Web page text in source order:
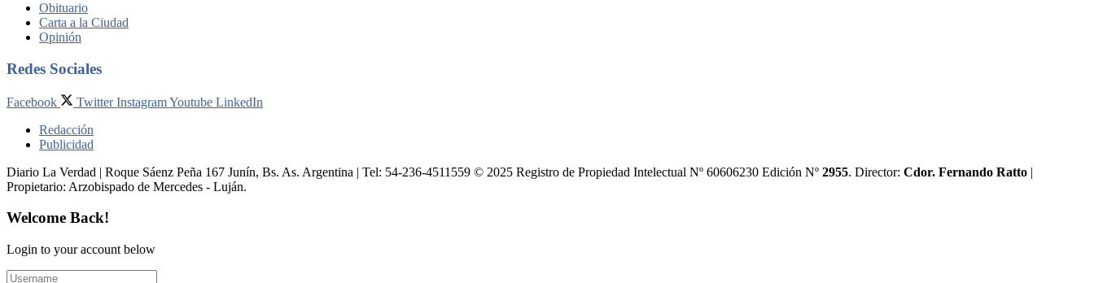
Obituario
Carta a la Ciudad
Opinión
Redes Sociales
Facebook Twitter InstagramYoutube LinkedIn
Redacción
Publicidad
Diario La Verdad | Roque Sáenz Peña 167 Junín, Bs. As. Argentina | Tel: 54-236-4511559 © 2025 Registro de Propiedad Intelectual Nº 60606230 Edición Nº 2955. Director:​ Cdor. Fernando Ratto |
Propietario:​ Arzobispado de Mercedes - Luján.
Welcome Back!
Login to your account below